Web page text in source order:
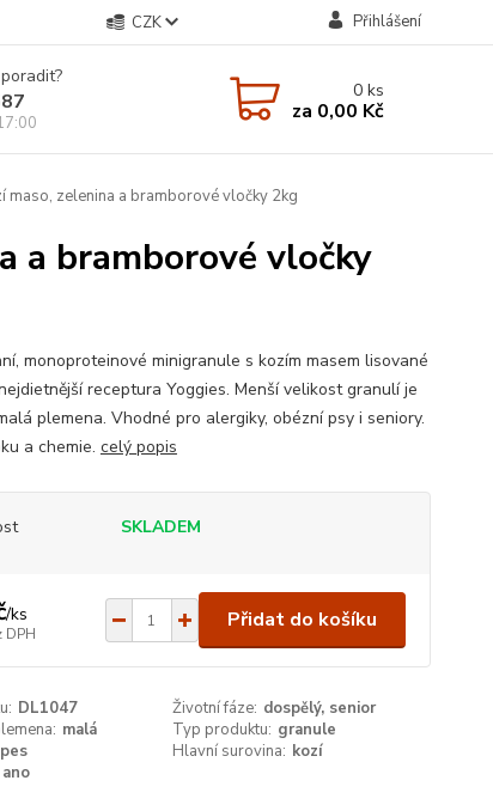
CZK Přihlášení
0ks
za 0,00 Kč
maso, zelenina a bramborové vločky 2kg
a bramborové vločky
monoproteinové minigranule s kozím masem lisované
receptura Yoggies. Menší velikost granulí je
plemena. Vhodné pro alergiky, obézní psy i seniory.
a chemie. celý popis
SKLADEM
/ks
DPH
Přidat do košíku
DL1047 Životní fáze: dospělý, senior
malá Typ produktu: granule
pes Hlavní surovina: kozí
ano